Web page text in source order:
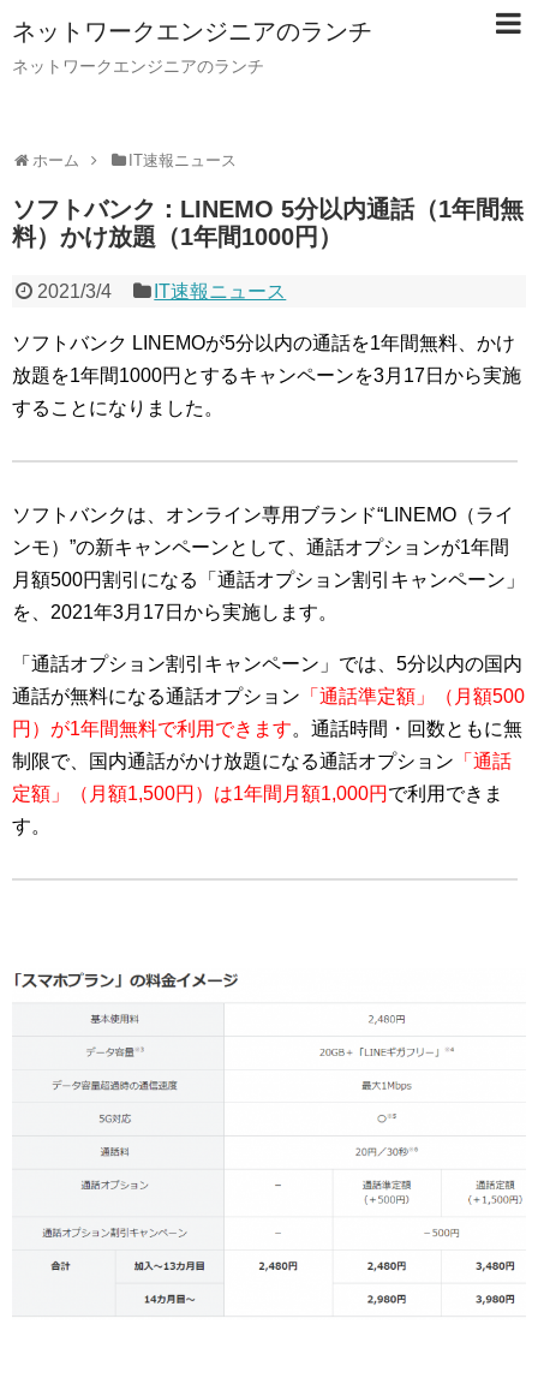
ネットワークエンジニアのランチ
ネットワークエンジニアのランチ
ホーム IT速報ニュース
ソフトバンク：LINEMO 5分以内通話（1年間無
料）かけ放題（1年間1000円）
2021/3/4 IT速報ニュース
ソフトバンク LINEMOが5分以内の通話を1年間無料、かけ
放題を1年間1000円とするキャンペーンを3月17日から実施
することになりました。
ソフトバンクは、オンライン専用ブランド“LINEMO（ライ
ンモ）”の新キャンペーンとして、通話オプションが1年間
月額500円割引になる「通話オプション割引キャンペーン」
を、2021年3月17日から実施します。
「通話オプション割引キャンペーン」では、5分以内の国内
通話が無料になる通話オプション 「通話準定額」（月額500
円）が1年間無料で利用できます。通話時間・回数ともに無
制限で、国内通話がかけ放題になる通話オプション 「通話
定額」（月額1,500円）は1年間月額1,000円 で利用できま
す。